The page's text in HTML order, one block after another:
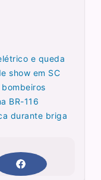
e queda
show em SC
BR-116
durante briga